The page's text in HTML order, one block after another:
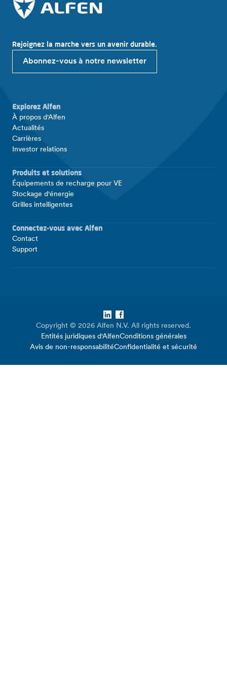
Rejoignez la marche vers un avenir durable.
Abonnez-vous à notre newsletter
Explorez Alfen
À propos d'Alfen
Actualités
Carrières
Investor relations
Produits et solutions
Équipements de recharge pour VE
Stockage d'énergie
Grilles intelligentes
Connectez-vous avec Alfen
Contact
Support
Copyright © 2026 Alfen N.V. All rights reserved.
Entités juridiques d'AlfenConditions générales
Avis de non-responsabilitéConfidentialité et sécurité
LinkedIn